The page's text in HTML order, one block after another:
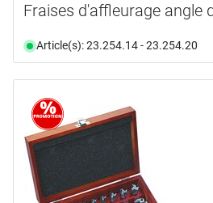
Fraises d'affleurage angle
Article(s): 23.254.14 - 23.254.20